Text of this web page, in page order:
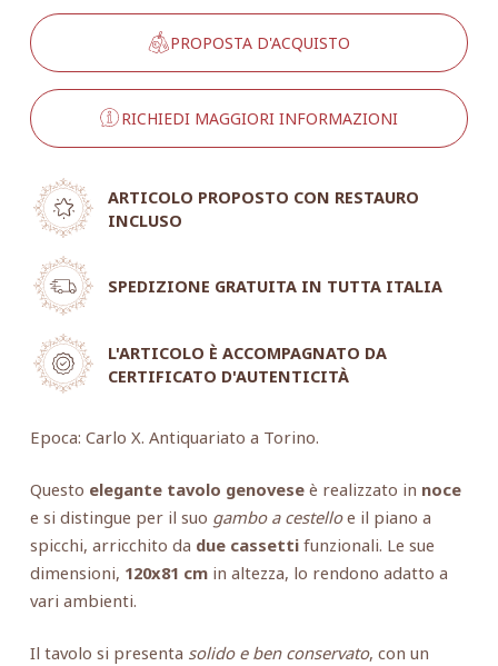
PROPOSTA D'ACQUISTO
RICHIEDI MAGGIORI INFORMAZIONI
ARTICOLO PROPOSTO CON RESTAURO
INCLUSO
SPEDIZIONE GRATUITA IN TUTTA ITALIA
L'ARTICOLO È ACCOMPAGNATO DA
CERTIFICATO D'AUTENTICITÀ
Epoca: Carlo X. Antiquariato a Torino.
Questo elegante tavolo genoveseè realizzato in noce
e si distingue per il suo gambo a cestelloe il piano a
spicchi, arricchito da due cassettifunzionali. Le sue
dimensioni, 120x81 cmin altezza, lo rendono adatto a
vari ambienti.
Il tavolo si presenta solido e ben conservato, con un